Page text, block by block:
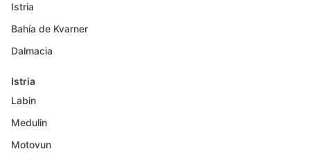
Istria
Bahía de Kvarner
Dalmacia
Istria
Labin
Medulin
Motovun